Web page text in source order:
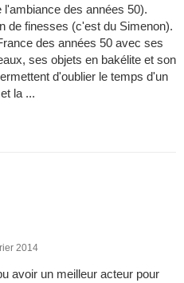
des années 50).
de finesses (c'est du Simenon).
des années 50 avec ses
ses objets en bakélite et son
d'oublier le temps d'un
la ...
2014
avoir un meilleur acteur pour